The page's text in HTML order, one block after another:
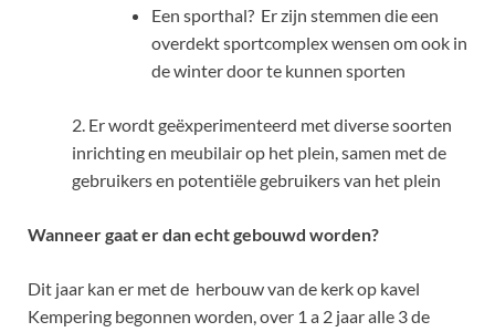
Een sporthal? Er zijn stemmen die een
overdekt sportcomplex wensen om ook in
de winter door te kunnen sporten
2. Er wordt geëxperimenteerd met diverse soorten
inrichting en meubilair op het plein, samen met de
gebruikers en potentiële gebruikers van het plein
Wanneer gaat er dan echt gebouwd worden?
Dit jaar kan er met de herbouw van de kerk op kavel
Kempering begonnen worden, over 1 a 2 jaar alle 3 de